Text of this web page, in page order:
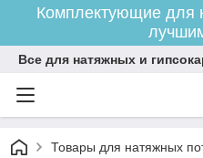
Комплектующие для
Все для натяжных и
Товары для натяжных